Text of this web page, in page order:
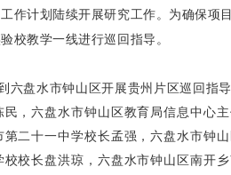
作计划陆续开展研究工作。为确保项
校教学一线进行巡回指导。
六盘水市钟山区开展贵州片区巡回指
，六盘水市钟山区教育局信息中心
二十一中学校长孟强，六盘水市钟
校长盘洪琼，六盘水市钟山区南开